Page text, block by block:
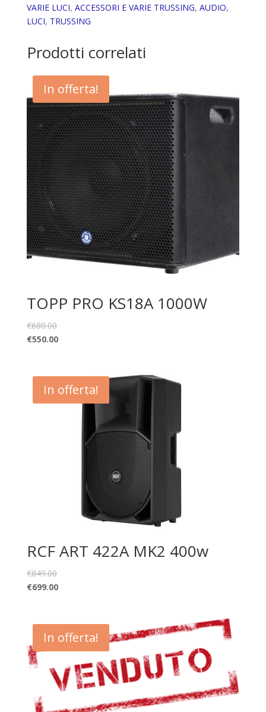
VARIE LUCI, ACCESSORI E VARIE TRUSSING, AUDIO,
LUCI, TRUSSING
Prodotti correlati
In offerta!
TOPP PRO KS18A 1000W
€680.00
€550.00
In offerta!
RCF ART 422A MK2 400w
€849.00
€699.00
In offerta!